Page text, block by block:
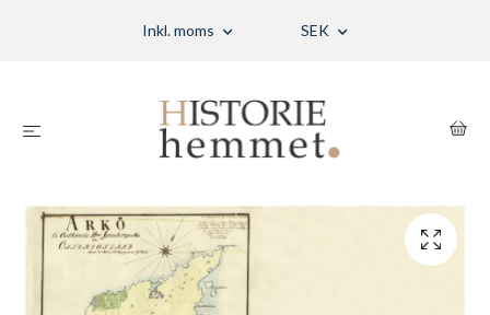
Inkl. moms SEK